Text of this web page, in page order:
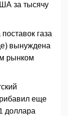
за тысячу
газа
вынуждена
рынком
еще
доллара